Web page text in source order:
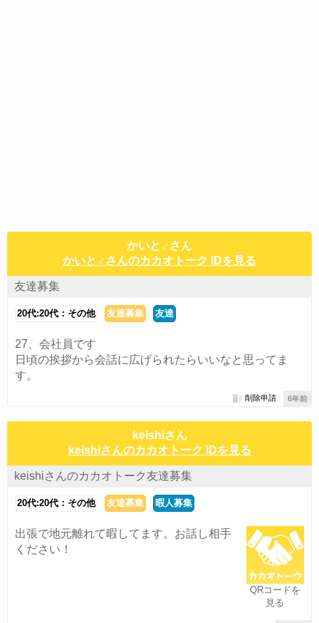
かいと♂さん
かいと♂さんのカカオトーク IDを見る
友達募集
20代:20代：その他 友達募集 友達
27、会社員です
日頃の挨拶から会話に広げられたらいいなと思ってま
す。
6年前
削除申請
keishiさん
keishiさんのカカオトーク IDを見る
keishiさんのカカオトーク友達募集
20代:20代：その他 友達募集 暇人募集
QRコードを
見る
出張で地元離れて暇してます。お話し相手
ください！